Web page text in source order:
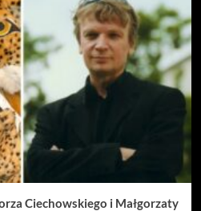
Ciechowskiego i Małgorzaty